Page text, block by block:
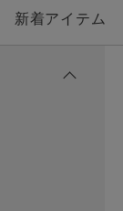
新着アイテム
キーワード